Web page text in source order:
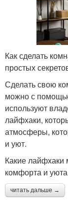
Как сделать
простых
Сделать свою
можно с
используют
лайфхаки,
атмосферы,
и уют.
Какие лайфхаки
комфорта и
читать дальше →